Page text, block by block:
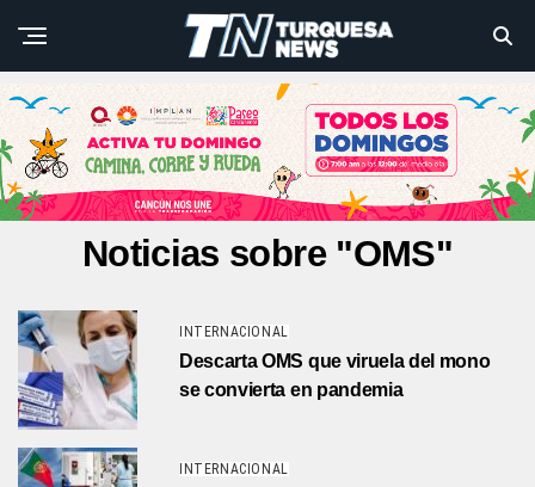
Noticias sobre "OMS"
INTERNACIONAL
Descarta OMS que viruela del mono
se convierta en pandemia
INTERNACIONAL